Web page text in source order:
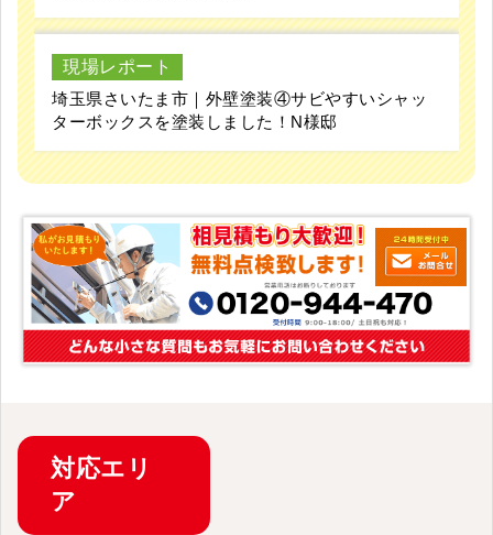
現場レポート
埼玉県さいたま市｜外壁塗装④サビやすいシャッ
ターボックスを塗装しました！N様邸
対応エリ
ア